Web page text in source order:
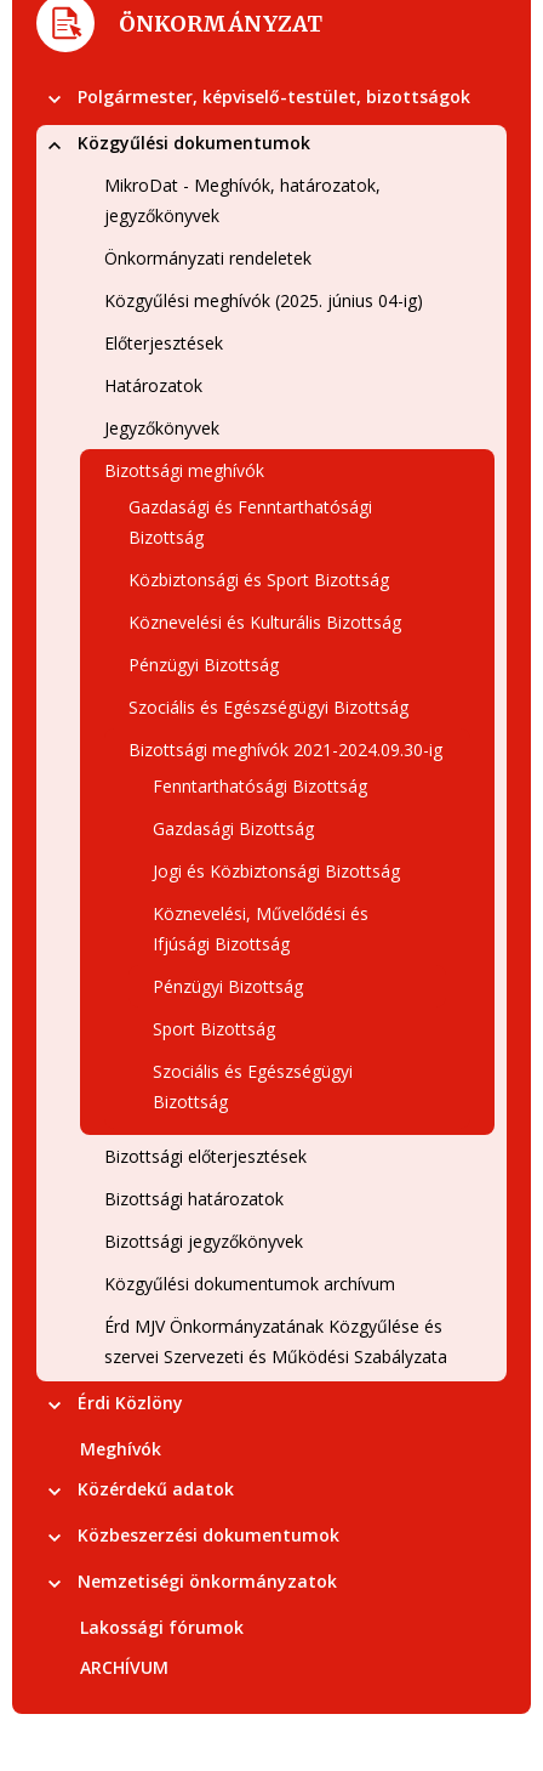
ÖNKORMÁNYZAT
Polgármester, képviselő-testület, bizottságok
Közgyűlési dokumentumok
MikroDat - Meghívók, határozatok,
jegyzőkönyvek
Önkormányzati rendeletek
Közgyűlési meghívók (2025. június 04-ig)
Előterjesztések
Határozatok
Jegyzőkönyvek
Bizottsági meghívók
Gazdasági és Fenntarthatósági
Bizottság
Közbiztonsági és Sport Bizottság
Köznevelési és Kulturális Bizottság
Pénzügyi Bizottság
Szociális és Egészségügyi Bizottság
Bizottsági meghívók 2021-2024.09.30-ig
Fenntarthatósági Bizottság
Gazdasági Bizottság
Jogi és Közbiztonsági Bizottság
Köznevelési, Művelődési és
Ifjúsági Bizottság
Pénzügyi Bizottság
Sport Bizottság
Szociális és Egészségügyi
Bizottság
Bizottsági előterjesztések
Bizottsági határozatok
Bizottsági jegyzőkönyvek
Közgyűlési dokumentumok archívum
Érd MJV Önkormányzatának Közgyűlése és
szervei Szervezeti és Működési Szabályzata
Érdi Közlöny
Meghívók
Közérdekű adatok
Közbeszerzési dokumentumok
Nemzetiségi önkormányzatok
Lakossági fórumok
ARCHÍVUM